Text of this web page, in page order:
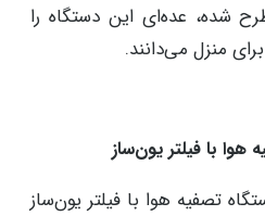
شده، عده‌ای این دستگاه را
منزل می‌دانند.
با فیلتر یون‌ساز
تصفیه هوا با فیلتر یون‌ساز